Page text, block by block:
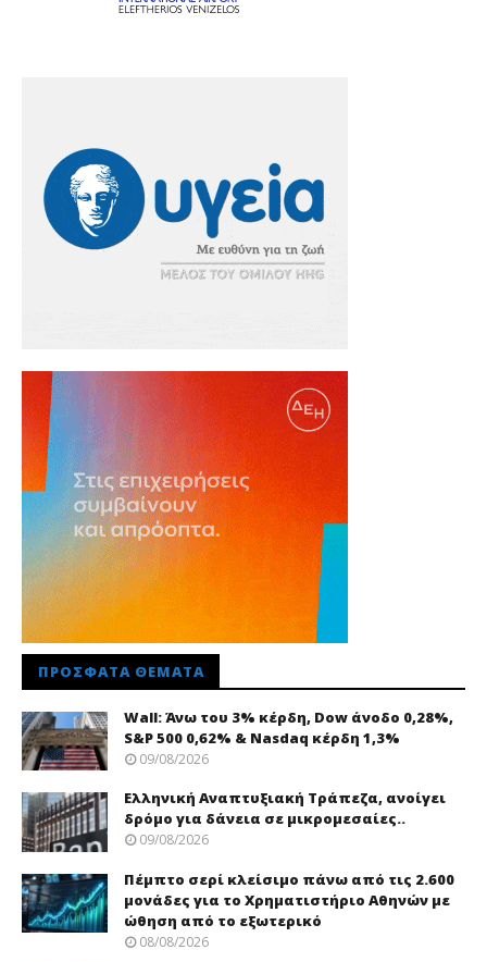
ΠΡΌΣΦΑΤΑ ΘΈΜΑΤΑ
Wall: Άνω του 3% κέρδη, Dow άνοδο 0,28%,
S&P 500 0,62% & Nasdaq κέρδη 1,3%
09/08/2026
Ελληνική Αναπτυξιακή Τράπεζα, ανοίγει
δρόμο για δάνεια σε μικρομεσαίες..
09/08/2026
Πέμπτο σερί κλείσιμο πάνω από τις 2.600
μονάδες για το Χρηματιστήριο Αθηνών με
ώθηση από το εξωτερικό
08/08/2026